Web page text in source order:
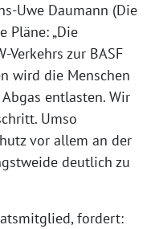
Uwe Daumann (Die
Pläne: „Die
Verkehrs zur BASF
wird die Menschen
entlasten. Wir
Umso
vor allem an der
deutlich zu
fordert: